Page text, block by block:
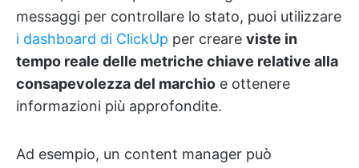
messaggi per controllare lo stato, puoi utilizzare
i dashboard di ClickUp per creare viste in
tempo reale delle metriche chiave relative alla
consapevolezza del marchio e ottenere
informazioni più approfondite.
Ad esempio, un content manager può